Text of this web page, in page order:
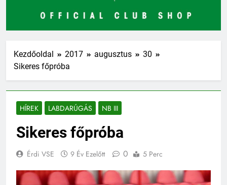
Kezdőoldal 2017 augusztus
30
Sikeres főpróba
HÍREK LABDARÚGÁS NB III
Sikeres főpróba
Érdi VSE 9 Év Ezelőtt 0 5 Perc